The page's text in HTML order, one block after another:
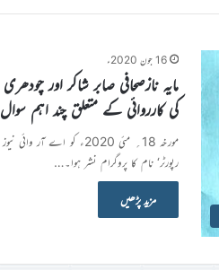
16 جون 2020ء
کی کارروائی کے متعلق چند اہم سوال
رپورٹر‘ نام کا پروگرام نشر ہوا۔…
مزید پڑھیں